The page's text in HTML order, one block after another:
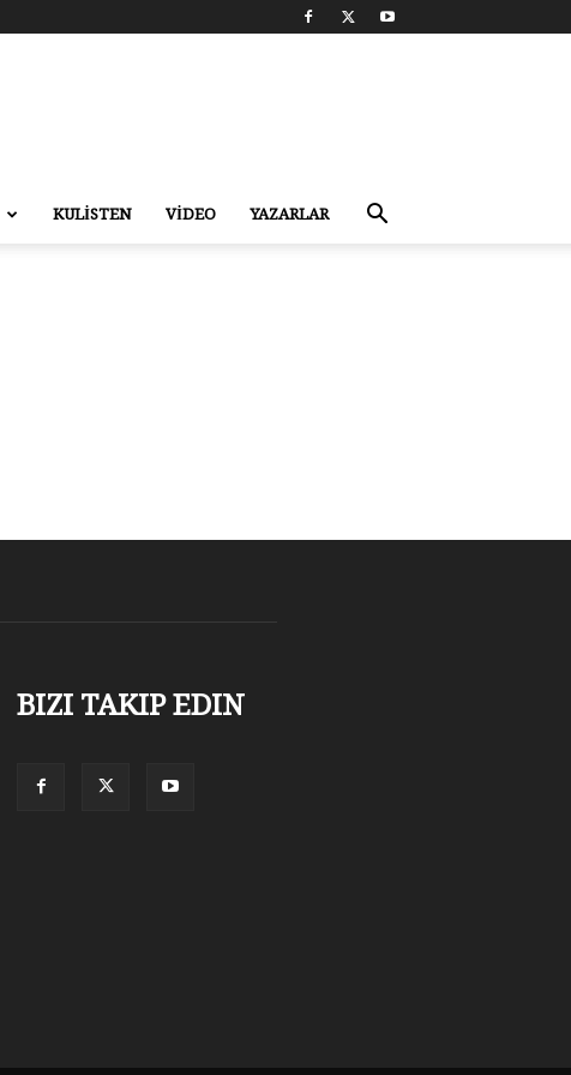
KULİSTEN VİDEO YAZARLAR
BIZI TAKIP EDIN